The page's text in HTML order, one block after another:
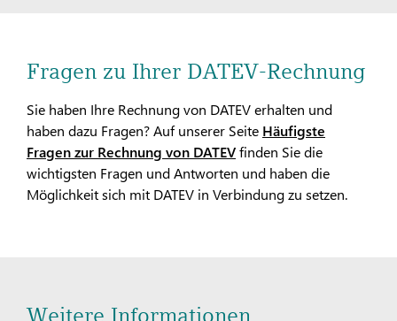
Fragen zu Ihrer DATEV-Rechnung
Sie haben Ihre Rechnung von DATEV erhalten und
haben dazu Fragen? Auf unserer Seite Häufigste
Fragen zur Rechnung von DATEVfinden Sie die
wichtigsten Fragen und Antworten und haben die
Möglichkeit sich mit DATEV in Verbindung zu setzen.
Weitere Informationen